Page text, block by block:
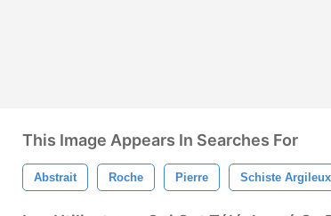
This Image Appears In Searches For
Abstrait Roche Pierre Schiste Argileux